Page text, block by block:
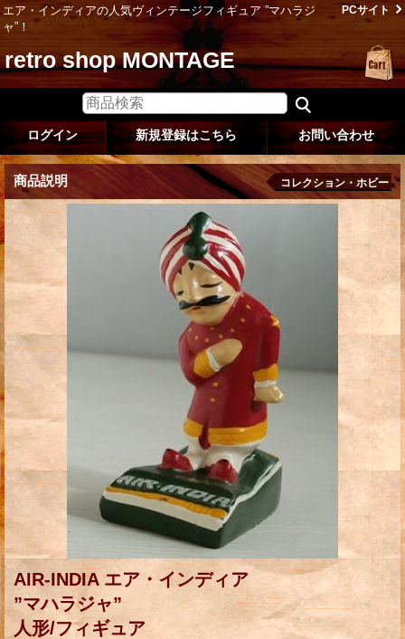
エア・インディアの人気ヴィンテージフィギュア ”マハラジ
ャ”！
PCサイト
retro shop MONTAGE
ログイン 新規登録はこちら お問い合わせ
商品説明 コレクション・ホビー
AIR-INDIA エア・インディア
”マハラジャ”
人形/フィギュア